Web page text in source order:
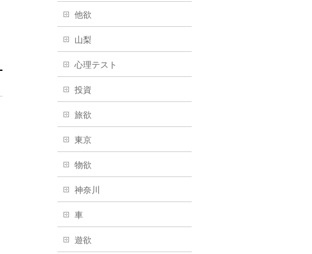
他欲
山梨
心理テスト
投資
旅欲
東京
物欲
神奈川
車
遊欲